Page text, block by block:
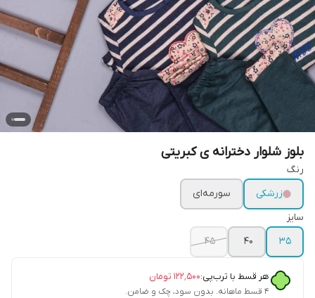
بلوز شلوار دخترانه ی کبریتی
رنگ
زرشکی
سورمه‌ای
سایز
۳۵
۴۰ ۴۵
هر قسط با ترب‌پی:۱۲۲٬۵۰۰ تومان
۴ قسط ماهانه. بدون سود، چک و ضامن.